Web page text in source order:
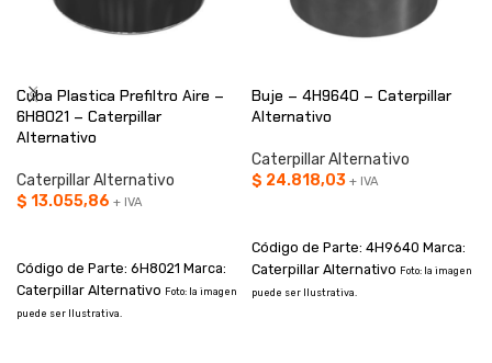
Cuba Plastica Prefiltro Aire –
6H8021 – Caterpillar
Alternativo
Caterpillar Alternativo
$ 13.055,86 + IVA
Código de Parte: 6H8021 Marca:
Caterpillar Alternativo Foto: la imagen
puede ser Ilustrativa.
Buje – 4H9640 – Caterpillar
Alternativo
Caterpillar Alternativo
$ 24.818,03 + IVA
Código de Parte: 4H9640 Marca:
Caterpillar Alternativo Foto: la imagen
puede ser Ilustrativa.